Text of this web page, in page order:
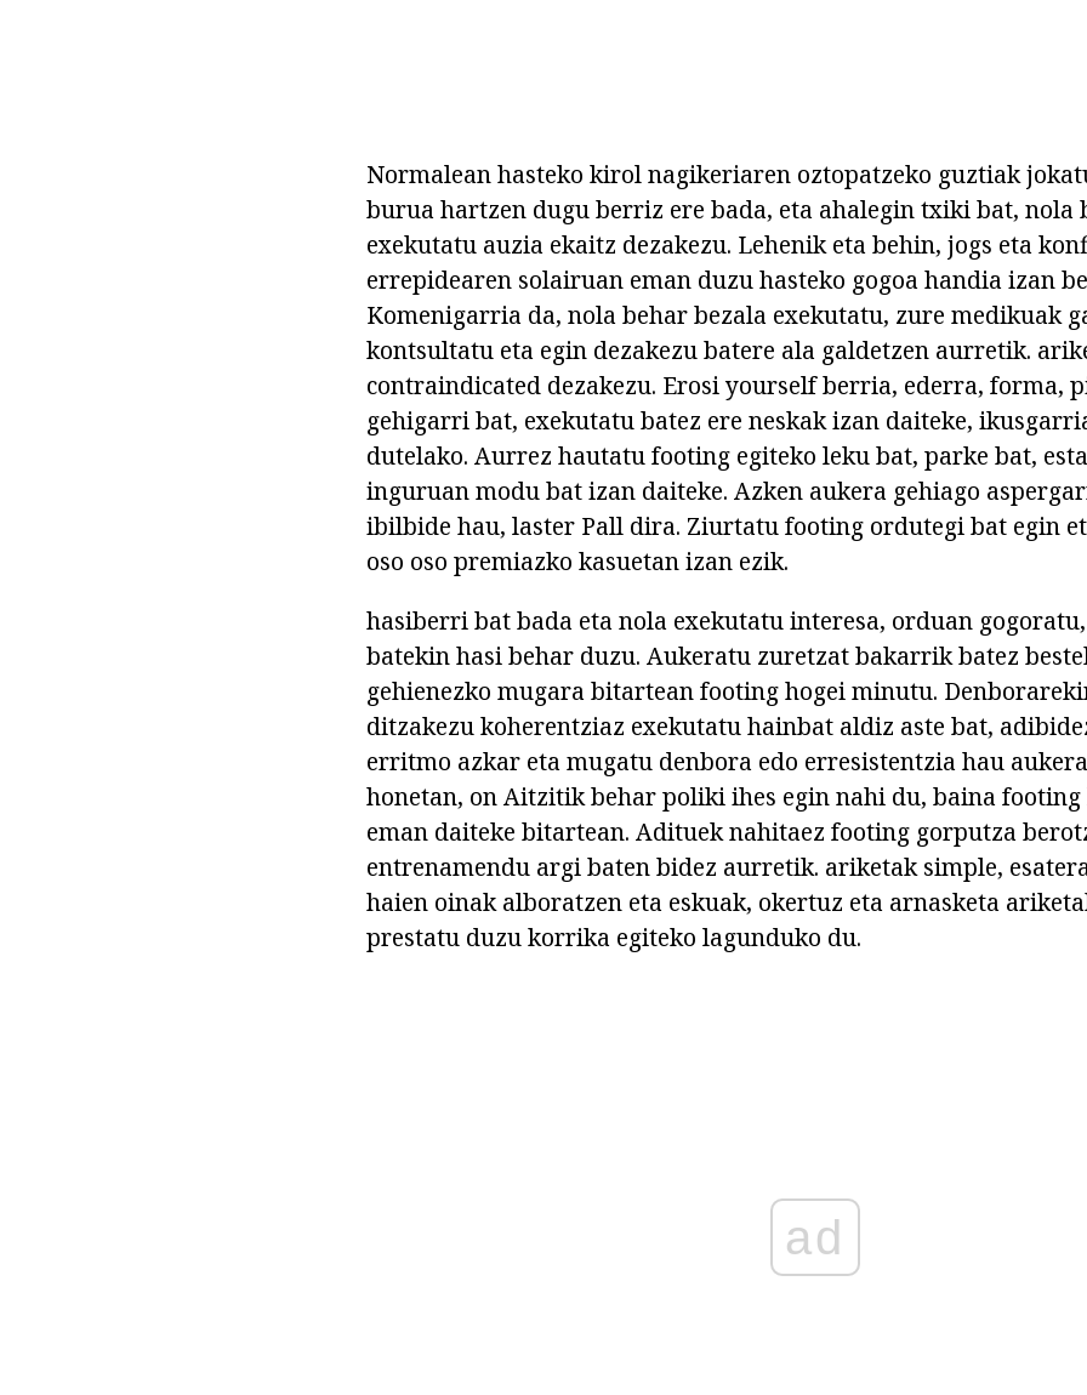
Normalean hasteko kirol nagikeriaren oztopatzeko guztiak
burua hartzen dugu berriz ere bada, eta ahalegin txiki bat, nola
exekutatu auzia ekaitz dezakezu. Lehenik eta behin, jogs eta
errepidearen solairuan eman duzu hasteko gogoa handia izan
Komenigarria da, nola behar bezala exekutatu, zure medikuak
kontsultatu eta egin dezakezu batere ala galdetzen aurretik.
contraindicated dezakezu. Erosi yourself berria, ederra, forma,
gehigarri bat, exekutatu batez ere neskak izan daiteke,
dutelako. Aurrez hautatu footing egiteko leku bat, parke bat,
inguruan modu bat izan daiteke. Azken aukera gehiago
ibilbide hau, laster Pall dira. Ziurtatu footing ordutegi bat egin
oso oso premiazko kasuetan izan ezik.
hasiberri bat bada eta nola exekutatu interesa, orduan
batekin hasi behar duzu. Aukeratu zuretzat bakarrik batez
gehienezko mugara bitartean footing hogei minutu.
ditzakezu koherentziaz exekutatu hainbat aldiz aste bat,
erritmo azkar eta mugatu denbora edo erresistentzia hau
honetan, on Aitzitik behar poliki ihes egin nahi du, baina
eman daiteke bitartean. Adituek nahitaez footing gorputza
entrenamendu argi baten bidez aurretik. ariketak simple,
haien oinak alboratzen eta eskuak, okertuz eta arnasketa
prestatu duzu korrika egiteko lagunduko du.
ad